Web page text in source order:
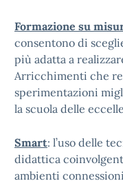
Formazione su
consentono di
più adatta a
Arricchimenti che
sperimentazioni
la scuola delle
Smart: l’uso delle
didattica
ambienti